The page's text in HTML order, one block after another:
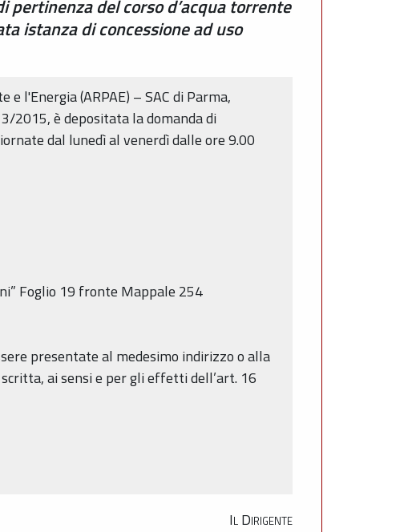
pertinenza del corso d’acqua torrente
istanza di concessione ad uso
l'Energia (ARPAE) – SAC di Parma,
2015, è depositata la domanda di
dal lunedì al venerdì dalle ore 9.00
Foglio 19 fronte Mappale 254
presentate al medesimo indirizzo o alla
ai sensi e per gli effetti dell’art. 16
Il Dirigente